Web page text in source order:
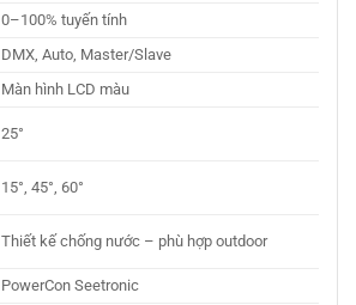
0–100% tuyến tính
DMX, Auto, Master/Slave
Màn hình LCD màu
25°
15°, 45°, 60°
Thiết kế chống nước – phù hợp outdoor
PowerCon Seetronic